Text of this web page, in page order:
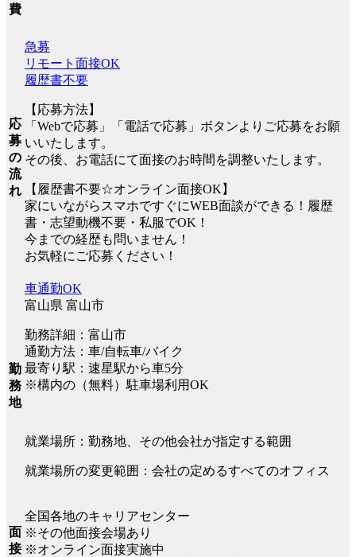
費
応
募
の
流
れ
急募
リモート面接OK
履歴書不要
【応募方法】
「Webで応募」「電話で応募」ボタンよりご応募をお願
いいたします。
その後、お電話にて面接のお時間を調整いたします。
【履歴書不要☆オンライン面接OK】
家にいながらスマホですぐにWEB面談ができる！履歴
書・志望動機不要・私服でOK！
今までの経歴も問いません！
お気軽にご応募ください！
勤
務
地
車通勤OK
富山県 富山市
勤務詳細：富山市
通勤方法：車/自転車/バイク
最寄り駅：速星駅から車5分
※構内の（無料）駐車場利用OK
就業場所：勤務地、その他会社が指定する範囲
就業場所の変更範囲：会社の定めるすべてのオフィス
面
接
全国各地のキャリアセンター
※その他面接会場あり
※オンライン面接実施中